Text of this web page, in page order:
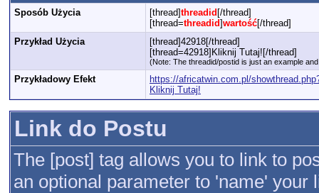
Sposób Użycia [thread]threadid [/thread]
[thread=threadid]wartość[/thread]
Przykład Użycia
[thread]42918[/thread]
[thread=42918]Kliknij Tutaj![/thread]
(Note: The threadid/postid is just an example
Przykładowy Efekt
https://africatwin.com.pl/
Kliknij Tutaj!
Link do Postu
The [post] tag allows you to link to
an optional parameter to 'name' your